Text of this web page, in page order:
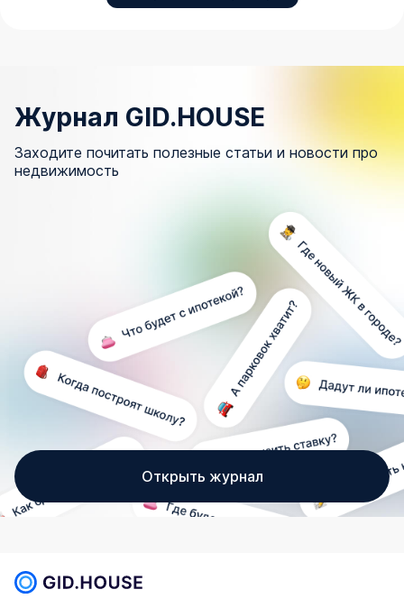
Журнал GID.HOUSE
Заходите почитать полезные статьи и новости про
недвижимость
Открыть журнал